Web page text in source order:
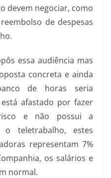
devem negociar, como
de despesas
essa audiência mas
concreta e ainda
de horas seria
afastado por fazer
e não possui a
o teletrabalho, estes
representam 7%
os salários e
normal.